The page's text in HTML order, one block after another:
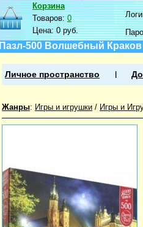
Корзина
Товаров:0
Цена:0 руб.
Пазл-500 Волшебный Краков
Личное пространство
Жанры: Игры и игрушки / Игры и